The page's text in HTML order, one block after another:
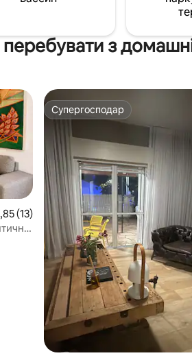
з
оцінка: 4,85 з 5, відгуки: 13
(13)
Супергосподар
Супергосподар